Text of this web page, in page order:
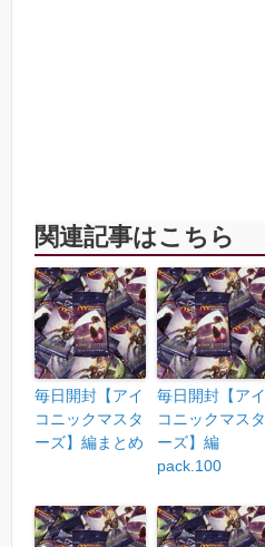
関連記事はこちら
毎日開封【アイ
コニックマスタ
ーズ】編まとめ
毎日開封【アイ
コニックマスタ
ーズ】編
pack.100